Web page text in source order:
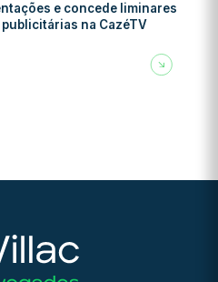
e concede liminares
na CazéTV